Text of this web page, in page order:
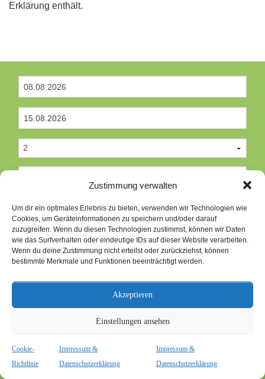
Zustimmung verwalten
Um dir ein optimales Erlebnis zu bieten, verwenden wir Technologien wie
Cookies, um Geräteinformationen zu speichern und/oder darauf
zuzugreifen. Wenn du diesen Technologien zustimmst, können wir Daten
wie das Surfverhalten oder eindeutige IDs auf dieser Website verarbeiten.
Wenn du deine Zustimmung nicht erteilst oder zurückziehst, können
bestimmte Merkmale und Funktionen beeinträchtigt werden.
Akzeptieren
Einstellungen ansehen
Cookie-
Richtlinie
Impressum &
Datenschutzerklärung
Impressum &
Datenschutzerklärung
Erklärung enthält.
*